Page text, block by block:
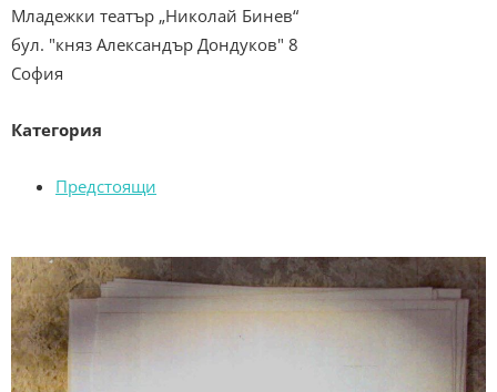
Младежки театър „Николай Бинев“
бул. "княз Александър Дондуков" 8
София
Категория
Предстоящи